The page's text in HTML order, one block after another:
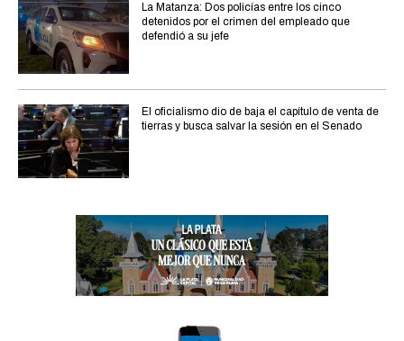
La Matanza: Dos policías entre los cinco
detenidos por el crimen del empleado que
defendió a su jefe
El oficialismo dio de baja el capítulo de venta de
tierras y busca salvar la sesión en el Senado